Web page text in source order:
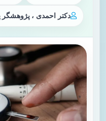
دکتر احمدی ،